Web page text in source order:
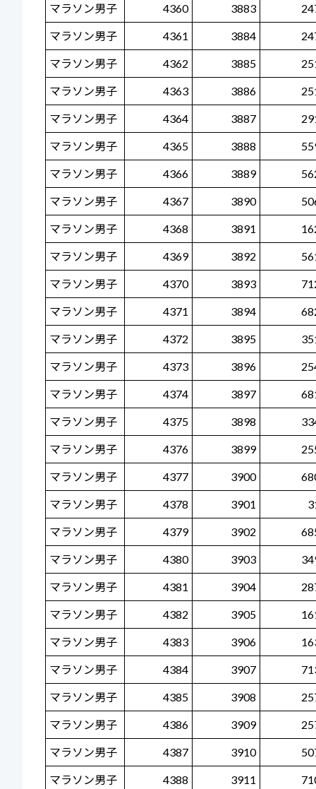
マラソン男子 4360 3883
マラソン男子 4361 3884
マラソン男子 4362 3885
マラソン男子 4363 3886
マラソン男子 4364 3887
マラソン男子 4365 3888
マラソン男子 4366 3889
マラソン男子 4367 3890
マラソン男子 4368 3891
マラソン男子 4369 3892
マラソン男子 4370 3893
マラソン男子 4371 3894
マラソン男子 4372 3895
マラソン男子 4373 3896
マラソン男子 4374 3897
マラソン男子 4375 3898
マラソン男子 4376 3899
マラソン男子 4377 3900
マラソン男子 4378 3901
マラソン男子 4379 3902
マラソン男子 4380 3903
マラソン男子 4381 3904
マラソン男子 4382 3905
マラソン男子 4383 3906
マラソン男子 4384 3907
マラソン男子 4385 3908
マラソン男子 4386 3909
マラソン男子 4387 3910
マラソン男子 4388 3911